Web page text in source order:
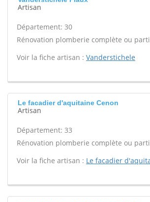
Artisan
Département: 30
Rénovation plomberie complète ou
Voir la fiche artisan : Vanderstichele
Le facadier d'aquitaine Cenon
Artisan
Département: 33
Rénovation plomberie complète ou
Voir la fiche artisan : Le facadier